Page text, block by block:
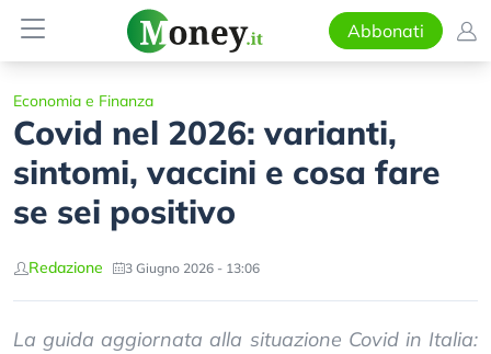
Abbonati
Economia e Finanza
Covid nel 2026: varianti,
sintomi, vaccini e cosa fare
se sei positivo
Redazione 3 Giugno 2026 - 13:06
La guida aggiornata alla situazione Covid in Italia: